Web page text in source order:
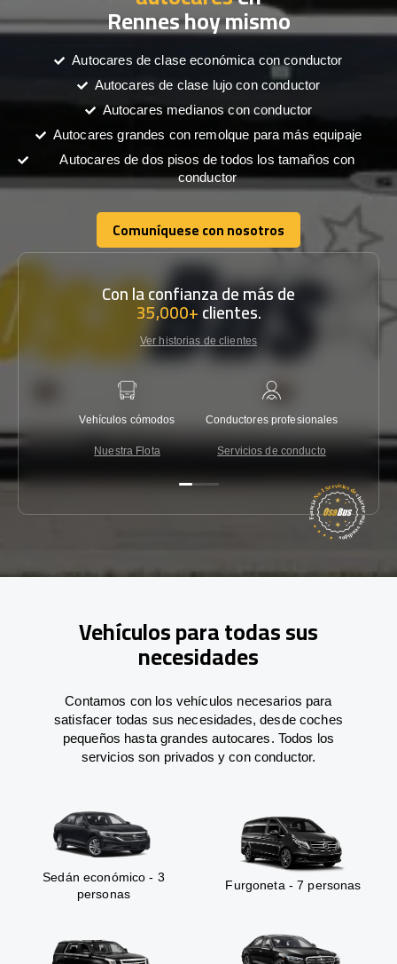
Rennes hoy mismo
Autocares de clase económica con conductor
Autocares de clase lujo con conductor
Autocares medianos con conductor
Autocares grandes con remolque para más equipaje
Autocares de dos pisos de todos los tamaños con
conductor
Comuníquese con nosotros
Comuníquese con nosotros
Con la confianza de más de
35,000+clientes.
Ver historias de clientes
Vehículos cómodos
Nuestra Flota
Conductores profesionales
Servicios de conducto
Vehículos para todas sus
necesidades
Contamos con los vehículos necesarios para
satisfacer todas sus necesidades, desde coches
pequeños hasta grandes autocares. Todos los
servicios son privados y con conductor.
Sedán económico - 3
personas
Furgoneta - 7 personas